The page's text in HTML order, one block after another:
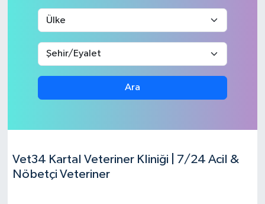
Ara
Vet34 Kartal Veteriner Kliniği | 7/24 Acil &
Nöbetçi Veteriner